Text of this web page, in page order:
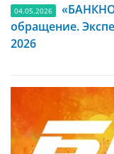
04.05.2026
обращение.
2026